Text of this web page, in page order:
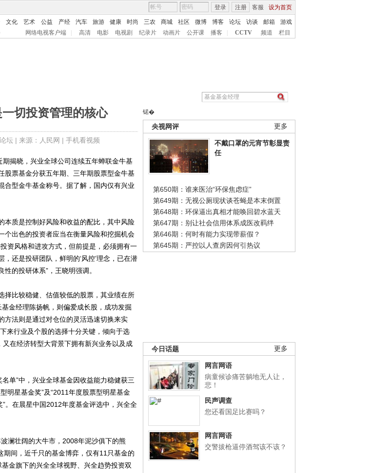
客服 设为首页
登录 注册
文化 艺术 公益 产经 汽车 旅游 健康 时尚 三农 商城 社区 微博 博客 论坛 访谈 邮箱
游戏
网络电视客户端 高清 电影 电视剧 纪录片 动画片 公开课 播客 CCTV 频道 栏目
切投资管理的核心
坛| 来源：人民网 | 手机看视频
锘�
更多
央视网评
不戴口罩的元宵节彰显责
任
第650期：谁来医治“环保焦虑症”
第649期：无视公厕现状谈苍蝇是本末倒置
第648期：环保逼出真相才能唤回碧水蓝天
第647期：别让社会信用体系成医改羁绊
第646期：何时有能力实现带薪假？
第645期：严控以人查房因何引热议
更多
今日话题
网言网语
病童候诊痛苦躺地无人让，
悲！
民声调查
您还看国足比赛吗？
网言网语
交警拔枪逼停酒驾该不该？
揭晓，兴业全球公司连续五年蝉联金牛基
股票基金分获五年期、三年期股票型金牛基
合型金牛基金称号。据了解，国内仅有兴业
质是控制好风险和收益的配比，其中风险
个出色的投资者应当在衡量风险和挖掘机会
资风格和进攻方式，但前提是，必须拥有一
还是投研团队，鲜明的‘风控’理念，已在潜
的投研体系”，王晓明强调。
比较稳健、估值较低的股票，其业绩在所
金经理陈扬帆，则偏爱成长股，成功发掘
方法则是通过对仓位的灵活迅速切换来实
来行业及个股的选择十分关键，倾向于选
在经济转型大背景下拥有新兴业务以及成
单”中，兴业全球基金因收益能力稳健获三
明星基金奖”及“2011年度股票型明星基金
。在晨星中国2012年度基金评选中，兴全全
壮阔的大牛市，2008年泥沙俱下的熊
间，近千只的基金博弈，仅有11只基金的
金旗下的兴全全球视野、兴全趋势投资双